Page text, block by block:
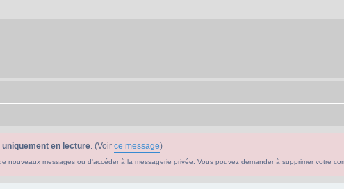
en lecture. (Voir ce message)
nouveaux messages ou d'accéder à la messagerie privée. Vous pouvez demander à supprimer votre